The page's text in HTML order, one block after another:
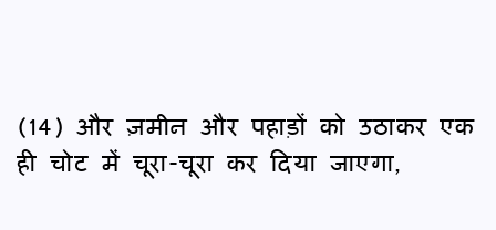
(14) और ज़मीन और पहाड़ों को उठाकर एक
ही चोट में चूरा-चूरा कर दिया जाएगा,